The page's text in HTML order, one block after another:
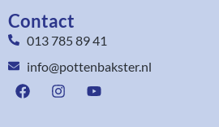
Contact
013 785 89 41
info@pottenbakster.nl